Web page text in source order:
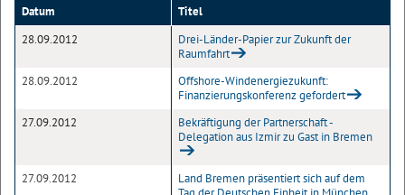
Datum
Titel
28.09.2012
Drei-Länder-Papier zur Zukunft der
Raumfahrt
28.09.2012
Offshore-Windenergiezukunft:
Finanzierungskonferenz gefordert
27.09.2012
Bekräftigung der Partnerschaft -
Delegation aus Izmir zu Gast in Bremen
27.09.2012
Land Bremen präsentiert sich auf dem